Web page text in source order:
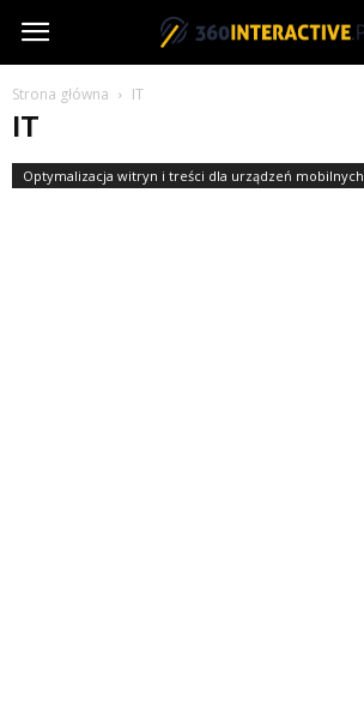
360interactive.pl
Strona główna IT
IT
Optymalizacja witryn i treści dla urządzeń mobilnych